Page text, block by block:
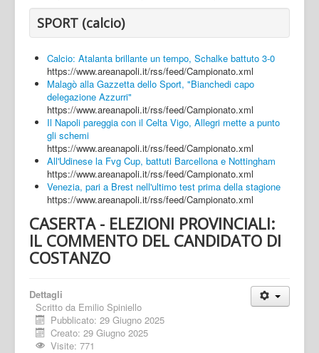
SPORT (calcio)
Calcio: Atalanta brillante un tempo, Schalke battuto 3-0
https://www.areanapoli.it/rss/feed/Campionato.xml
Malagò alla Gazzetta dello Sport, "Bianchedi capo
delegazione Azzurri"
https://www.areanapoli.it/rss/feed/Campionato.xml
Il Napoli pareggia con il Celta Vigo, Allegri mette a punto
gli schemi
https://www.areanapoli.it/rss/feed/Campionato.xml
All'Udinese la Fvg Cup, battuti Barcellona e Nottingham
https://www.areanapoli.it/rss/feed/Campionato.xml
Venezia, pari a Brest nell'ultimo test prima della stagione
https://www.areanapoli.it/rss/feed/Campionato.xml
CASERTA - ELEZIONI PROVINCIALI:
IL COMMENTO DEL CANDIDATO DI
COSTANZO
Dettagli
Scritto da Emilio Spiniello
Pubblicato: 29 Giugno 2025
Creato: 29 Giugno 2025
Visite: 771